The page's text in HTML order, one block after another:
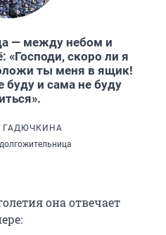
— между небом и
«Господи, скоро ли я
ты меня в ящик!
и сама не буду
ГАДЮЧКИНА
она отвечает